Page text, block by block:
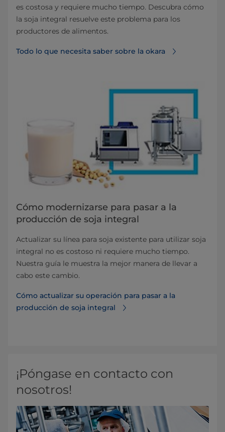
es costosa y requiere mucho tiempo. Descubra cómo
la soja integral resuelve este problema para los
productores de alimentos.
Todo lo que necesita saber sobre la okara
Cómo modernizarse para pasar a la
producción de soja integral
Actualizar su línea para soja existente para utilizar soja
integral no es costoso ni requiere mucho tiempo.
Nuestra guía le muestra la mejor manera de llevar a
cabo este cambio.
Cómo actualizar su operación para pasar a la
producción de soja integral
¡Póngase en contacto con
nosotros!